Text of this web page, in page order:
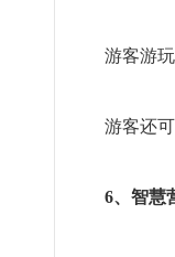
游客游
游客还
6、智慧